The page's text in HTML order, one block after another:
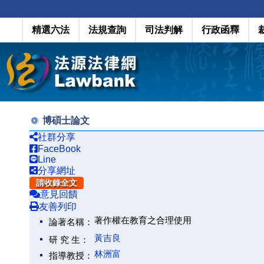
精選六法 法規查詢 司法判解 行政函釋
博碩士論文
社群分享
FaceBook
Line
分享網址
請收錄全文
意見回饋
友善列印
論著名稱： 著作權在教育之合理使用
研 究 生：
黃吉良
指導教授： 林洲富